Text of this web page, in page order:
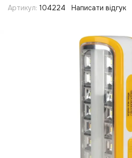
Артикул: 104224 Написати відгук